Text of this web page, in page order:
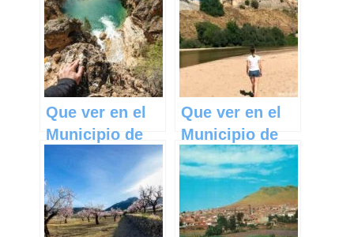
Palancar en
Castilla La
Mancha
Hoyo en
Castilla La
Mancha
Que ver en el
Municipio de
Enguídanos en
Castilla La
Mancha
Que ver en el
Municipio de
Escalona en
Castilla La
Mancha